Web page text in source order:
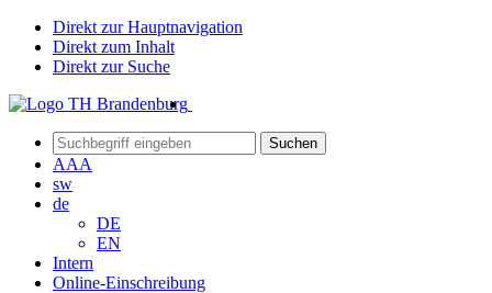
Direkt zur Hauptnavigation
Direkt zum Inhalt
Direkt zur Suche
Suchen
AAA
sw
de
DE
EN
Intern
Online-Einschreibung